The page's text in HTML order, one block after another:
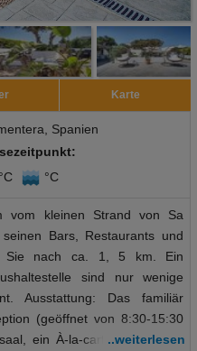
Karte
Spanien
°C °C
kleinen Strand von Sa
Bars, Restaurants und
Sie nach ca. 1, 5 km. Ein
sind nur wenige
Ausstattung: Das familiär
(geöffnet von 8:30-15:30
ein À-la-carte-Restaurant,
..weiterlesen